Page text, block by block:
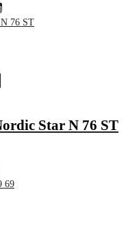
Star N 76 ST